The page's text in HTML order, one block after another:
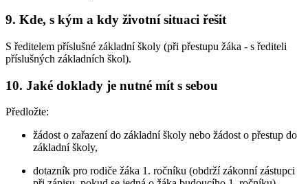
9. Kde, s kým a kdy životní situaci řešit
S ředitelem příslušné základní školy (při přestupu žáka - s řediteli
příslušných základních škol).
10. Jaké doklady je nutné mít s sebou
Předložte:
žádost o zařazení do základní školy nebo žádost o přestup do
základní školy,
dotazník pro rodiče žáka 1. ročníku (obdrží zákonní zástupci